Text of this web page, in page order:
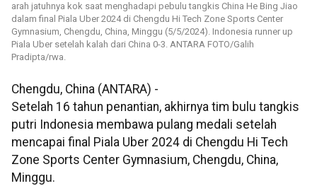
arah jatuhnya kok saat menghadapi pebulu tangkis China He Bing Jiao
dalam final Piala Uber 2024 di Chengdu Hi Tech Zone Sports Center
Gymnasium, Chengdu, China, Minggu (5/5/2024). Indonesia runner up
Piala Uber setelah kalah dari China 0-3. ANTARA FOTO/Galih
Pradipta/rwa.
Chengdu, China (ANTARA) -
Setelah 16 tahun penantian, akhirnya tim bulu tangkis
putri Indonesia membawa pulang medali setelah
mencapai final Piala Uber 2024 di Chengdu Hi Tech
Zone Sports Center Gymnasium, Chengdu, China,
Minggu.